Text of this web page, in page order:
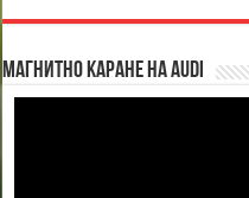
Магнитно каране на Audi